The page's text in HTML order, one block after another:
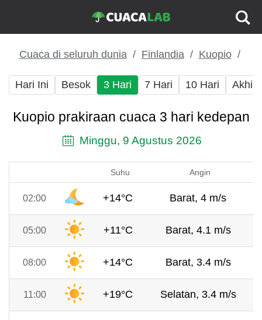
Cuaca di seluruh dunia Finlandia Kuopio
Hari Ini Besok 3 Hari 7 Hari 10 Hari Akhir
Kuopio prakiraan cuaca 3 hari kedepan
Minggu, 9 Agustus 2026
Suhu Angin
02:00 +14°C Barat, 4 m/s
05:00 +11°C Barat, 4.1 m/s
08:00 +14°C Barat, 3.4 m/s
11:00 +19°C Selatan, 3.4 m/s